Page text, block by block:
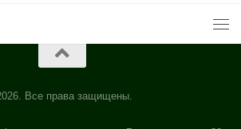
Все права защищены.